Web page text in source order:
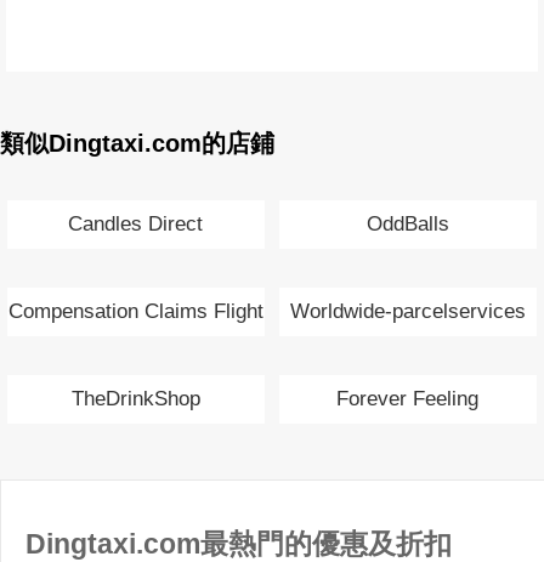
類似Dingtaxi.com的店鋪
Candles Direct OddBalls
Compensation Claims Flight Worldwide-parcelservices
TheDrinkShop Forever Feeling
Dingtaxi.com最熱門的優惠及折扣